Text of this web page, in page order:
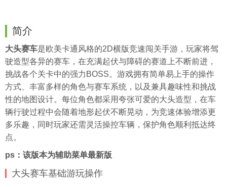
简介
大头赛车是欧美卡通风格的2D横版竞速闯关手游，玩家将驾
驶造型各异的赛车，在充满起伏与障碍的赛道上不断前进，
挑战各个关卡中的强力BOSS。游戏拥有简单易上手的操作
方式、丰富多样的角色与赛车系统，以及兼具趣味性和挑战
性的地图设计。每位角色都采用夸张可爱的大头造型，在车
辆行驶过程中会随着地形起伏不断晃动，为竞速体验增添更
多乐趣，同时玩家还需灵活操控车辆，保护角色顺利抵达终
点。
ps：该版本为辅助菜单最新版
大头赛车基础游玩操作